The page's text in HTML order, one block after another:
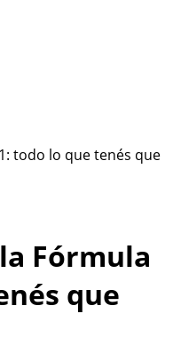
todo lo que tenés que
Fórmula
que